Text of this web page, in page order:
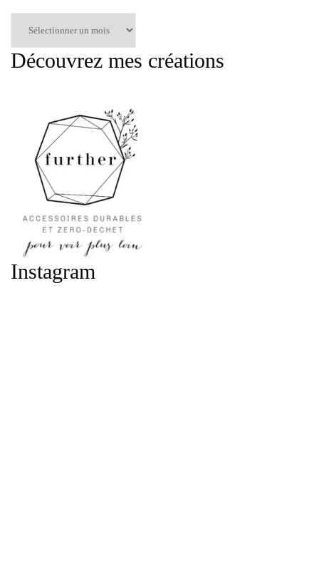
mois
Découvrez mes créations
Instagram